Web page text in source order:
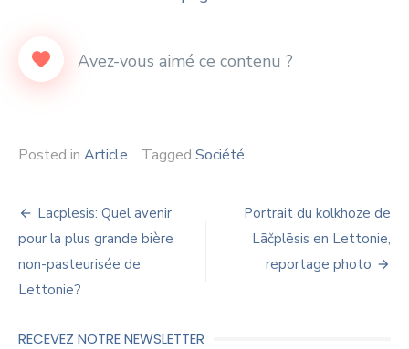
Posted in Article Tagged Société
Navigation
de
l’article
Lacplesis: Quel avenir
pour la plus grande bière
non-pasteurisée de
Lettonie?
Portrait du kolkhoze de
Lāčplēsis en Lettonie,
reportage photo
RECEVEZ NOTRE NEWSLETTER